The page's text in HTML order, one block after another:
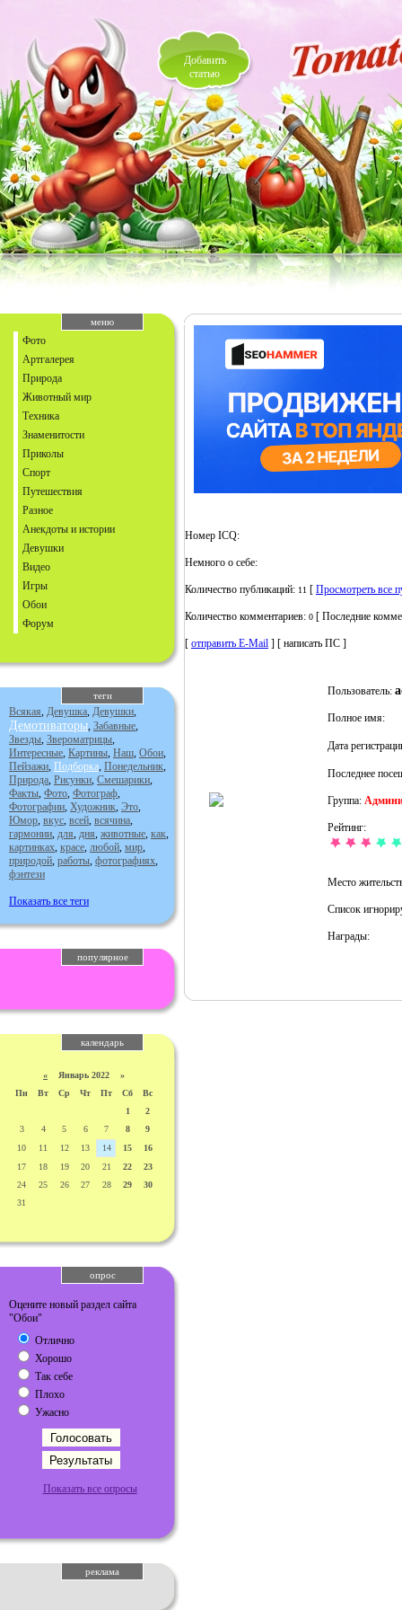
Добавить
статью
меню
Фото
Артгалерея
Природа
Животный мир
Техника
Знаменитости
Приколы
Спорт
Путешествия
Разное
Анекдоты и истории
Девушки
Видео
Игры
Обои
Форум
теги
Всякая, Девушка, Девушки,
Демотиваторы, Забавные,
Звезды, Звероматрицы,
Интересные, Картины, Наш, Обои,
Пейзажи, Подборка, Понедельник,
Природа, Рисунки, Смешарики,
Факты, Фото, Фотограф,
Фотографии, Художник, Это,
Юмор, вкус, всей, всячина,
гармонии, для, дня, животные, как,
картинках, красе, любой, мир,
природой, работы, фотографиях,
фэнтези
Показать все теги
популярное
календарь
« Январь 2022 »
Пн
Вт Ср Чт Пт Сб
Вс
1
2
3
4 5 6 7 8
9
10
11 12 13 14 15
16
17
18 19 20 21 22
23
24
25 26 27 28 29
30
31
опрос
Оцените новый раздел сайта
"Обои"
Отлично
Хорошо
Так себе
Плохо
Ужасно
Показать все опросы
реклама
Номер ICQ:
Немного о себе:
Количество публикаций: 11 [ Просмотреть все
Количество комментариев: 0 [ Последние
[ отправить E-Mail ] [ написать ПС ]
Пользователь:
Полное имя:
Дата
Последнее
Группа:
Рейтинг:
Место
Список
Награды: